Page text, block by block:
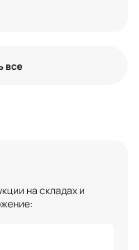
все
на складах и